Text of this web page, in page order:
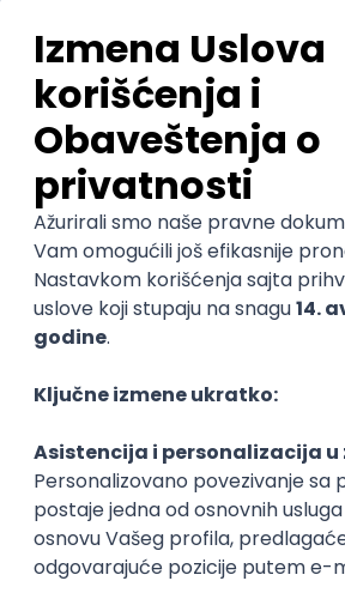
Beograd | Hibrid
27.08.2026.
SQL SharePoint Git SQL Server
REST
Agile Intermediate
KATEGORIJA
TEHNOLOGIJA
POSLODAVAC
GRAD
SENIORITET
NAČIN RADA
inboxu
Prijavi se
Power Platform Developer
Simplify outsourcing d.o.o.